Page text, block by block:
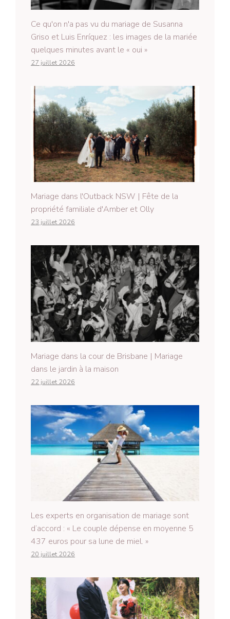
Ce qu'on n'a pas vu du mariage de Susanna
Griso et Luis Enríquez : les images de la mariée
quelques minutes avant le « oui »
27 juillet 2026
Mariage dans l'Outback NSW | Fête de la
propriété familiale d'Amber et Olly
23 juillet 2026
Mariage dans la cour de Brisbane | Mariage
dans le jardin à la maison
22 juillet 2026
Les experts en organisation de mariage sont
d’accord : « Le couple dépense en moyenne 5
437 euros pour sa lune de miel. »
20 juillet 2026